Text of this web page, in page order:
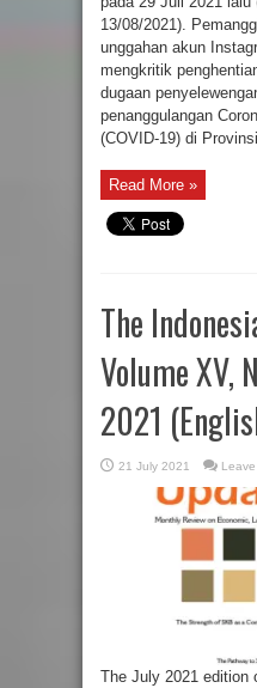
13/08/2021).
unggahan akun
mengkritik
dugaan
penanggulangan
(COVID-19) di
Read More »
The
Volume XV,
2021
21 July 2021
The July 2021 edition